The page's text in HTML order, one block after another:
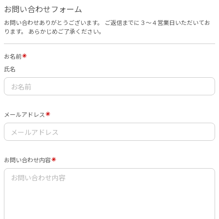
お問い合わせフォーム
お問い合わせありがとうございます。 ご返信までに３〜４営業日いただいてお
ります。 あらかじめご了承ください。
お名前
氏名
メールアドレス
お問い合わせ内容